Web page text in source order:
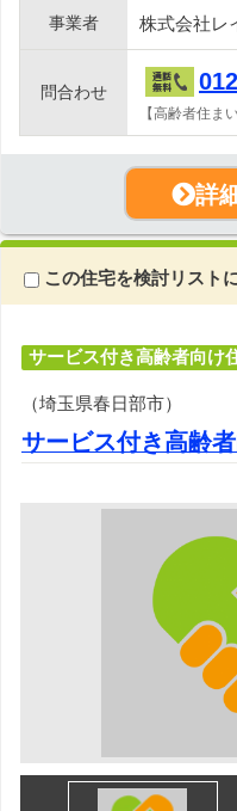
事業者 株式会社レ
問合わせ
【高齢者住ま
詳
この住宅を検討リスト
サービス付き高齢者向け
（埼玉県春日部市）
サービス付き高齢